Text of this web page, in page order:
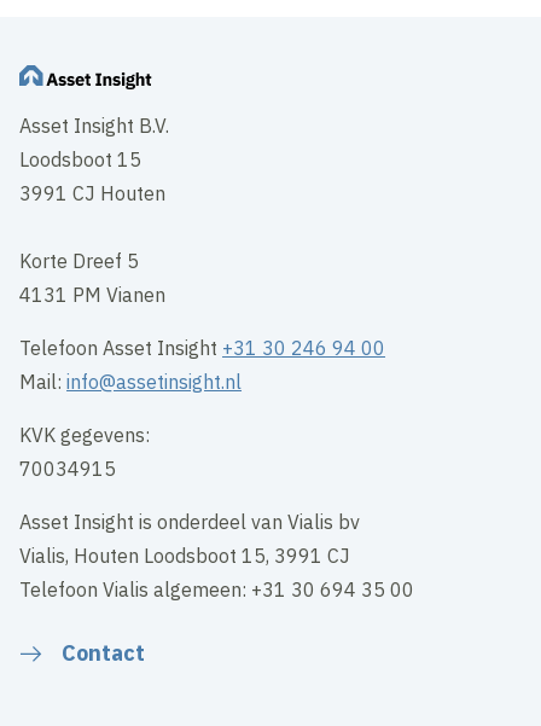
Asset Insight B.V.
Loodsboot 15
3991 CJ Houten
Korte Dreef 5
4131 PM Vianen
Telefoon Asset Insight +31 30 246 94 00
Mail:info@assetinsight.nl
KVK gegevens:
70034915
Asset Insight is onderdeel van Vialis bv
Vialis, Houten Loodsboot 15, 3991 CJ
Telefoon Vialis algemeen: +31 30 694 35 00
Contact